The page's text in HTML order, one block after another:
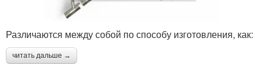
Различаются между собой по способу изготовления, как:
читать дальше →